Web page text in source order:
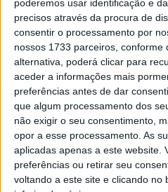
poderemos usar identificação e
precisos através da procura de
consentir o processamento por
nossos 1733 parceiros, conforme
alternativa, poderá clicar para
aceder a informações mais
preferências antes de dar
que algum processamento dos
não exigir o seu consentimento,
opor a esse processamento. As
aplicadas apenas a este website.
preferências ou retirar seu
voltando a este site e clicando no
Esta e outras notícias para
FM ou emwww.968.fm.
Pub
TAGS Casa do Benfica de Viseu
Taça de Portugal